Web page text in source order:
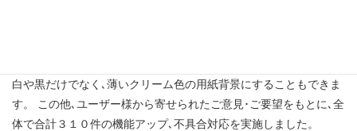
白や黒だけでなく､薄いクリーム色の用紙背景にすることもできま
す。 この他､ユーザー様から寄せられたご意見･ご要望をもとに､全
体で合計３１０件の機能アップ､不具合対応を実施しました。